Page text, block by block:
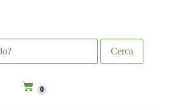
0